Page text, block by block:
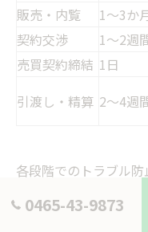
販売・内覧
1～3か
契約交渉
1～2週
売買契約締結 1日
引渡し・精算 2～4週
各段階でのトラブル
グも意識しながら進め
0465-43-9873